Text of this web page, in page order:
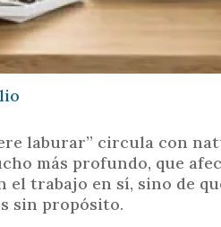
laburar” circula con
más profundo, que
el trabajo en sí, sino de
sin propósito.